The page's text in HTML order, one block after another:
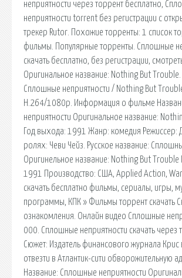
неприятности через торрент бесплатно,
неприятности torrent без регистрации с
трекер Rutor. Похожие торренты: 1 список
фильмы. Популярные торренты. Сплошные
скачать бесплатно, без регистрации,
Оригинальное название: Nothing But Trouble.
Сплошные неприятности / Nothing But
H.264/1080p. Информация о фильме
неприятности Оригинальное название:
Год выхода: 1991 Жанр: комедия Режиссер:
ролях: Чеви Чейз. Русское название:
Оригинельное название: Nothing But Trouble
1991 Производство: США, Applied Action,
скачать бесплатно фильмы, сериалы, игры,
программы, КПК » Фильмы торрент скачать
ознакомления. Онлайн видео Сплошные
000. Сплошные неприятности cкачать через
Сюжет: Издатель финансового журнала Крис
отвезти в Атлантик-сити обворожительную
Название: Сплошные неприятности